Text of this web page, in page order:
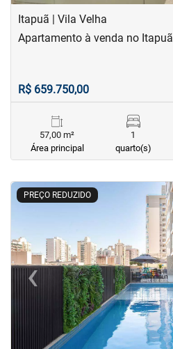
Itapuã | Vila Velha
Apartamento à venda no Itapuã
R$ 659.750,00
57,00 m²
Área principal
1
quarto(s)
PREÇO REDUZIDO
<<<
‹Previous